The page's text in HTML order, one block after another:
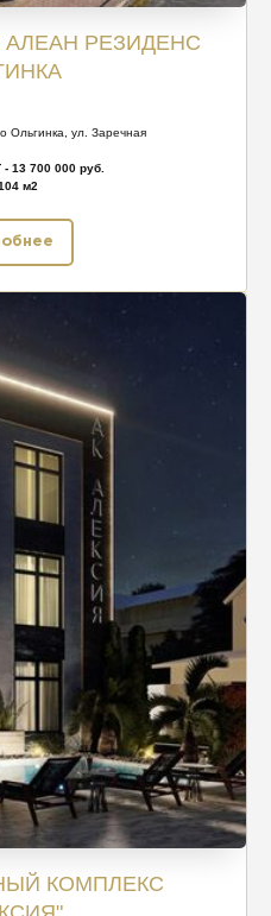
РЕЗИДЕНС
Ольгинка, ул. Заречная
700 000 руб.
м2
КОМПЛЕКС